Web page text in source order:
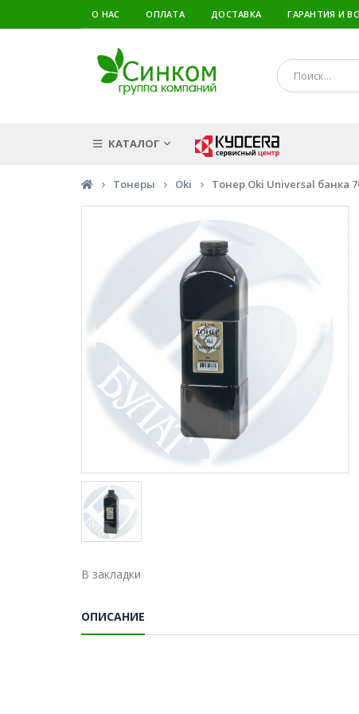
О НАС ОПЛАТА ДОСТАВКА ГАРАНТИЯ И
КАТАЛОГ
Тонеры Oki Тонер Oki Universal банка
В закладки
ОПИСАНИЕ